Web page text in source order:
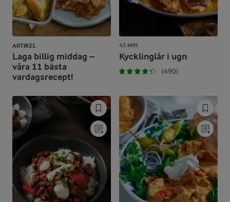
ARTIKEL
Laga billig middag –
våra 11 bästa
vardagsrecept!
45 MIN
Kycklinglår i ugn
(490)